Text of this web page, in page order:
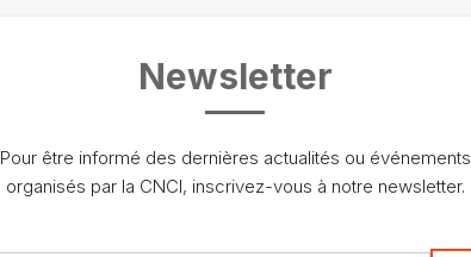
Newsletter
Pour être informé des dernières actualités ou événements
organisés par la CNCI, inscrivez-vous à notre newsletter.